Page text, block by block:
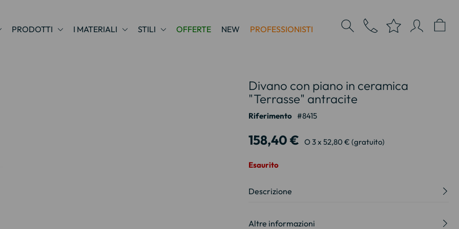
PRODOTTI I MATERIALI STILI OFFERTE NEW PROFESSIONISTI
Divano con piano in ceramica
"Terrasse" antracite
Riferimento 8415
158,40 € O 3 x 52,80 € (gratuito)
Esaurito
Descrizione
Altre informazioni